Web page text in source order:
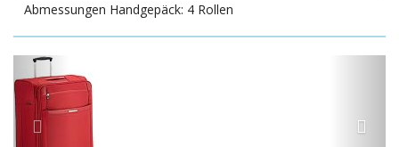
4 Rollen